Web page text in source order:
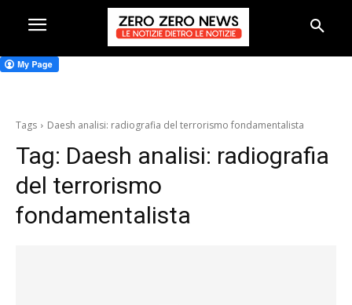
Tags Daesh analisi: radiografia del terrorismo fondamentalista
Tag: Daesh analisi: radiografia
del terrorismo
fondamentalista